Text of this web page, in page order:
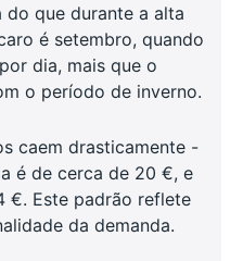
do que durante a alta
é setembro, quando
dia, mais que o
o período de inverno.
caem drasticamente -
é de cerca de 20 €, e
€. Este padrão reflete
da demanda.